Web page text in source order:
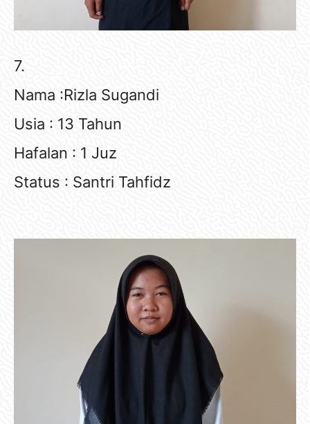
7.
Nama :Rizla Sugandi
Usia : 13 Tahun
Hafalan : 1 Juz
Status : Santri Tahfidz